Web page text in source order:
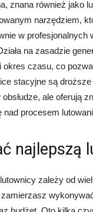
znana również jako
narzędziem,
w profesjonalnych
na zasadzie
okres czasu, co
stacyjne są
ale oferują
nad procesem
najlepszą
zależy od